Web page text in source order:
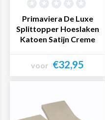
Primaviera De Luxe
Splittopper Hoeslaken
Katoen Satijn Creme
voor €32,95